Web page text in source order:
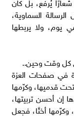
السماوية،
يوم، ولا يربطها
كل وقت وحين..
في صفحات العزة
قدميها، وكرّمها
إن أحسن تربيتها،
وكرّمها أختًا، فجعل